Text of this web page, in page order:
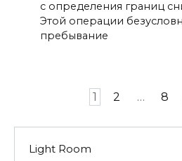
с определения границ
Этой операции
пребывание
1 2 … 8
Light Room